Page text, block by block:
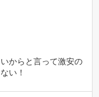
からと言って激安の
い！